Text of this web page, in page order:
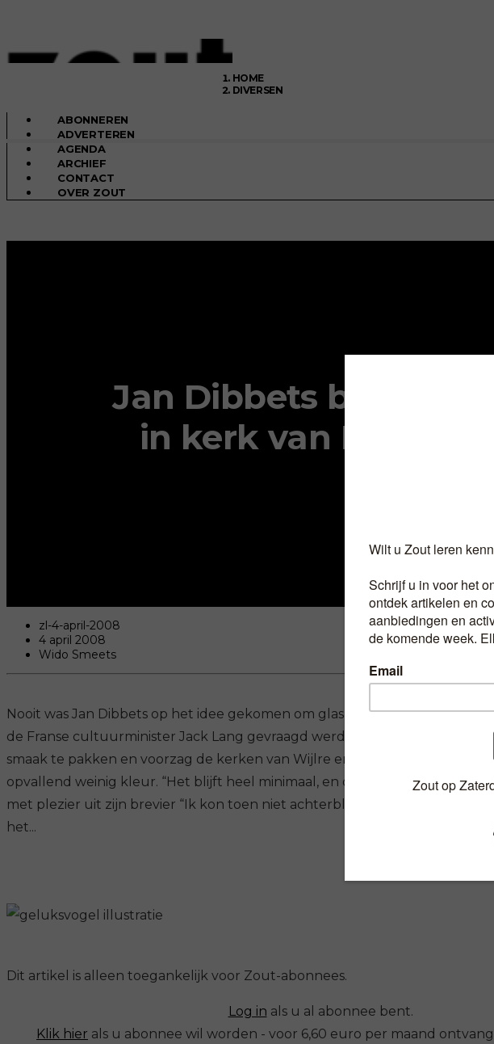
ABONNEREN
ADVERTEREN
AGENDA
ARCHIEF
CONTACT
OVER ZOUT
HOME
DIVERSEN
Jan Dibbets brengt
in kerk van Ransdaal
zl-4-april-2008
4 april 2008
Wido Smeets
Nooit was Jan Dibbets op het idee gekomen om glas-in-loodramen te
de Franse cultuurminister Jack Lang gevraagd werd voor de kathedraal van
smaak te pakken en voorzag de kerken van Wijlre en Ransdaal van
opvallend weinig kleur. “Het blijft heel minimaal, en dat is de bedoeling.”
met plezier uit zijn brevier “Ik kon toen niet achterblijven en heb enkele
het...
Dit artikel is alleen toegankelijk voor Zout-abonnees.
Log in als u al abonnee bent.
Klik hier als u abonnee wil worden - voor 6,60 euro per maand